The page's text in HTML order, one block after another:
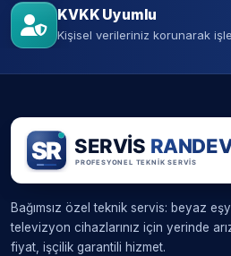
KVKK Uyumlu
Kişisel verileriniz korunarak
Bağımsız özel teknik servis: beyaz
televizyon cihazlarınız için yerinde
fiyat, işçilik garantili hizmet.